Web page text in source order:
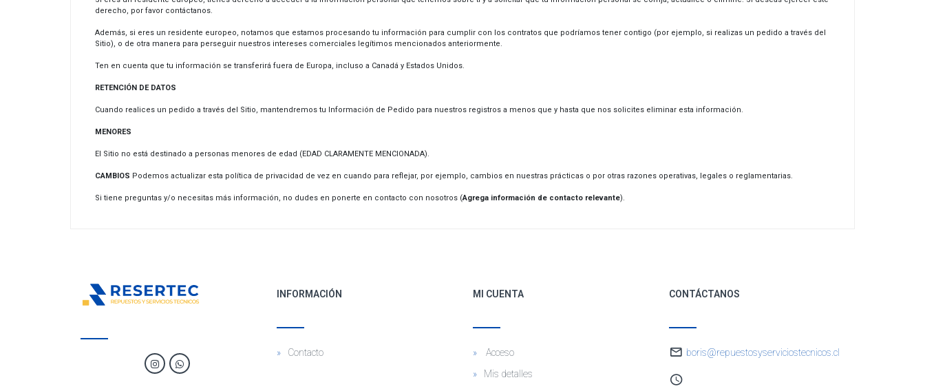
derecho, por favor contáctanos.
Además, si eres un residente europeo, notamos que estamos procesando tu información para cumplir con los contratos que podríamos tener contigo (por ejemplo, si realizas un pedido a través del
Sitio), o de otra manera para perseguir nuestros intereses comerciales legítimos mencionados anteriormente.
Ten en cuenta que tu información se transferirá fuera de Europa, incluso a Canadá y Estados Unidos.
RETENCIÓN DE DATOS
Cuando realices un pedido a través del Sitio, mantendremos tu Información de Pedido para nuestros registros a menos que y hasta que nos solicites eliminar esta información.
MENORES
El Sitio no está destinado a personas menores de edad (EDAD CLARAMENTE MENCIONADA).
CAMBIOS Podemos actualizar esta política de privacidad de vez en cuando para reflejar, por ejemplo, cambios en nuestras prácticas o por otras razones operativas, legales o reglamentarias.
Si tiene preguntas y/o necesitas más información, no dudes en ponerte en contacto con nosotros (Agrega información de contacto relevante).
INFORMACIÓN
Contacto
MI CUENTA
Acceso
Mis detalles
CONTÁCTANOS
boris@repuestosyserviciostecnicos.cl